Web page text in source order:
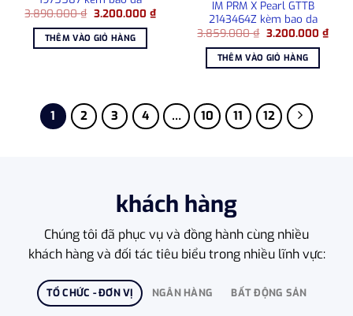
3.890.000₫ Giá
là:
3.890.000 ₫.
3.200.000 ₫Giá
hiện
3.200.000 ₫.
THÊM VÀO GIỎ HÀNG
IM PRM X Pearl GTTB
2143464Z kèm bao da
3.859.000₫ Giá
là:
3.859.000 ₫.
3.200.000 ₫Giá
hiện
THÊM VÀO GIỎ HÀNG
1 2 3 4 … 10 11 12
khách hàng
Chúng tôi đã phục vụ và đồng hành cùng nhiều
khách hàng và đối tác tiêu biểu trong nhiều lĩnh vực:
TỔ CHỨC - ĐƠN VỊ NGÂN HÀNG BẤT ĐỘNG SẢN